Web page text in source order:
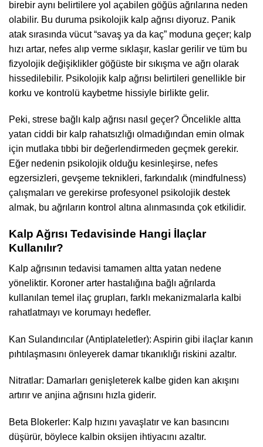
birebir aynı belirtilere yol açabilen göğüs ağrılarına neden
olabilir. Bu duruma psikolojik kalp ağrısı diyoruz. Panik
atak sırasında vücut “savaş ya da kaç” moduna geçer; kalp
hızı artar, nefes alıp verme sıklaşır, kaslar gerilir ve tüm bu
fizyolojik değişiklikler göğüste bir sıkışma ve ağrı olarak
hissedilebilir. Psikolojik kalp ağrısı belirtileri genellikle bir
korku ve kontrolü kaybetme hissiyle birlikte gelir.
Peki, strese bağlı kalp ağrısı nasıl geçer? Öncelikle altta
yatan ciddi bir kalp rahatsızlığı olmadığından emin olmak
için mutlaka tıbbi bir değerlendirmeden geçmek gerekir.
Eğer nedenin psikolojik olduğu kesinleşirse, nefes
egzersizleri, gevşeme teknikleri, farkındalık (mindfulness)
çalışmaları ve gerekirse profesyonel psikolojik destek
almak, bu ağrıların kontrol altına alınmasında çok etkilidir.
Kalp Ağrısı Tedavisinde Hangi İlaçlar
Kullanılır?
Kalp ağrısının tedavisi tamamen altta yatan nedene
yöneliktir. Koroner arter hastalığına bağlı ağrılarda
kullanılan temel ilaç grupları, farklı mekanizmalarla kalbi
rahatlatmayı ve korumayı hedefler.
Kan Sulandırıcılar (Antiplateletler): Aspirin gibi ilaçlar kanın
pıhtılaşmasını önleyerek damar tıkanıklığı riskini azaltır.
Nitratlar: Damarları genişleterek kalbe giden kan akışını
artırır ve anjina ağrısını hızla giderir.
Beta Blokerler: Kalp hızını yavaşlatır ve kan basıncını
düşürür, böylece kalbin oksijen ihtiyacını azaltır.